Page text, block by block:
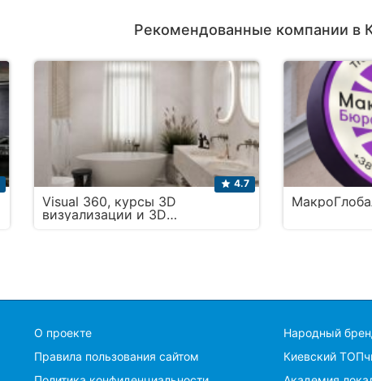
Рекомендованные компании в
4.7
Visual 360, курсы 3D
визуализации и 3D
O проекте
Правила пользования сайтом
Народный
Киевский